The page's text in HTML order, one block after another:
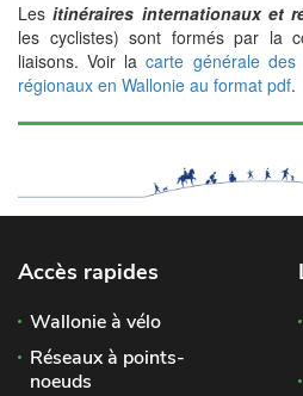
Lesitinéraires internationaux et
les cyclistes) sont formés par la
liaisons. Voir lacarte générale des
régionaux en Wallonie au format pdf.
Accès rapides
Wallonie à vélo
Réseaux à points-
noeuds